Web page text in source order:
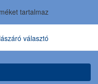
tartalmaz
választó